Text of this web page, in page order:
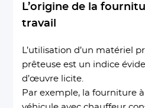
L’origine de la
travail
L’utilisation d’un matériel
prêteuse est un indice
d’œuvre licite.
Par exemple, la fourniture